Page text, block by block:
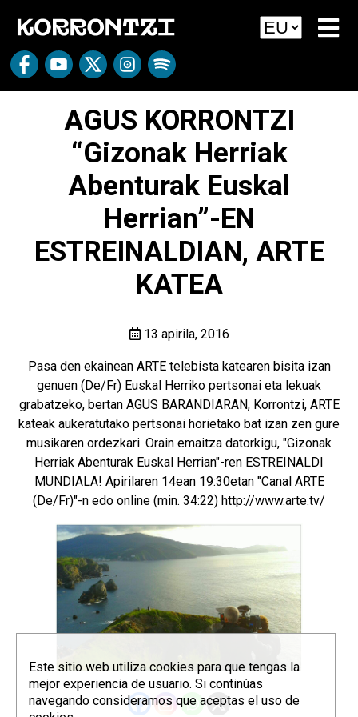
AGUS KORRONTZI
“Gizonak Herriak
Abenturak Euskal
Herrian”-EN
ESTREINALDIAN, ARTE
KATEA
13 apirila, 2016
Pasa den ekainean ARTE telebista katearen bisita izan
genuen (De/Fr) Euskal Herriko pertsonai eta lekuak
grabatzeko, bertan AGUS BARANDIARAN, Korrontzi, ARTE
kateak aukeratutako pertsonai horietako bat izan zen gure
musikaren ordezkari. Orain emaitza datorkigu, "Gizonak
Herriak Abenturak Euskal Herrian"-ren ESTREINALDI
MUNDIALA! Apirilaren 14ean 19:30etan "Canal ARTE
(De/Fr)"-n edo online (min. 34:22) http://www.arte.tv/
Este sitio web utiliza cookies para que tengas la
mejor experiencia de usuario. Si continúas
navegando consideramos que aceptas el uso de